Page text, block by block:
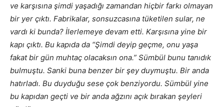
ve karşısına şimdi yaşadığı zamandan hiçbir farkı olmayan
bir yer çıktı. Fabrikalar, sonsuzcasına tüketilen sular, ne
vardı ki bunda? İlerlemeye devam etti. Karşısına yine bir
kapı çıktı. Bu kapıda da “Şimdi deyip geçme, onu yaşa
fakat bir gün muhtaç olacaksın ona.” Sümbül bunu tanıdık
bulmuştu. Sanki buna benzer bir şey duymuştu. Bir anda
hatırladı. Bu duyduğu sese çok benziyordu. Sümbül yine
bu kapıdan geçti ve bir anda ağzını açık bırakan şeyleri